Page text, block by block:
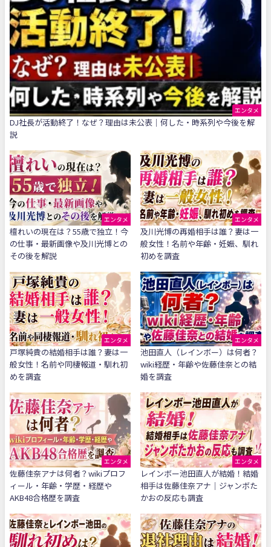
エンタメ
DJ社長が活動終了！なぜ？理由は未公表｜何した・時系列や今後を解
説
エンタメ
檀れいの現在は？55歳で独立！今
の仕事・最新画像や及川光博との
その後を解説
エンタメ
及川光博の再婚相手は誰？妻は一
般女性！名前や年齢・妊娠、馴れ
初めを調査
エンタメ
戸塚純貴の結婚相手は誰？妻は一
般女性！名前や同棲報道・馴れ初
めを調査
エンタメ
池田直人（レインボー）は何者？
wiki経歴・年齢や佐藤佳奈との結
婚を調査
エンタメ
佐藤佳奈アナは何者？wikiプロフ
ィール・年齢・学歴・経歴や
AKB48合格歴を調査
エンタメ
レインボー池田直人が結婚！結婚
相手は佐藤佳奈アナ｜ジャンボた
かおの反応も調査